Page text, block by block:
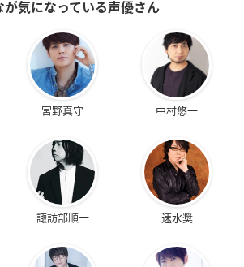
が気になっている声優さん
宮野真守 中村悠一
諏訪部順一 速水奨